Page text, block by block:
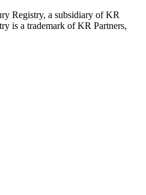
Registry, a subsidiary of KR
is a trademark of KR Partners,